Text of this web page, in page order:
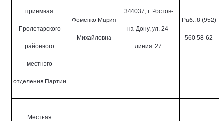
приемная
Пролетарского
районного
местного
отделения Партии
Фоменко Мария
Михайловна
344037, г. Ростов-
на-Дону, ул. 24-
линия, 27
Раб.: 8 (952)
560-58-62
Местная